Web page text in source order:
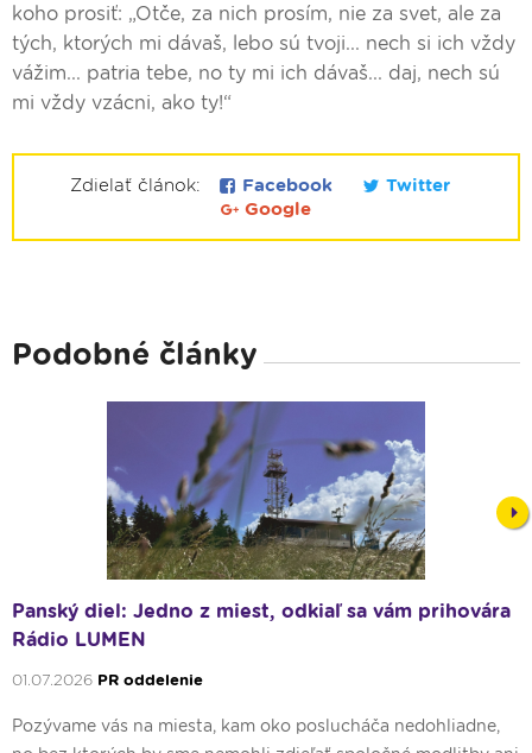
koho prosiť: „Otče, za nich prosím, nie za svet, ale za
tých, ktorých mi dávaš, lebo sú tvoji... nech si ich vždy
vážim... patria tebe, no ty mi ich dávaš... daj, nech sú
mi vždy vzácni, ako ty!“
Zdielať článok: Facebook
Twitter
Google
Podobné články
Panský diel: Jedno z miest, odkiaľ sa vám prihovára
Rádio LUMEN
01.07.2026 PR oddelenie
Pozývame vás na miesta, kam oko poslucháča nedohliadne,